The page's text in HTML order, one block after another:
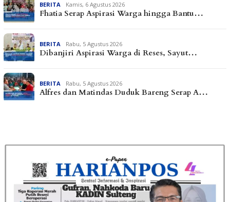
BERITA Kamis, 6 Agustus 2026
Fhatia Serap Aspirasi Warga hingga Bantu…
BERITA Rabu, 5 Agustus 2026
Dibanjiri Aspirasi Warga di Reses, Sayut…
BERITA Rabu, 5 Agustus 2026
Alfres dan Matindas Duduk Bareng Serap A…